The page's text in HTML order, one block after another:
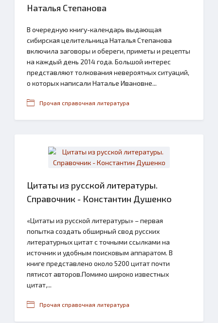
Наталья Степанова
В очередную книгу-календарь выдающая
сибирская целительница Наталья Степанова
включила заговоры и обереги, приметы и рецепты
на каждый день 2014 года. Большой интерес
представляют толкования невероятных ситуаций,
о которых написали Наталье Ивановне...
Прочая справочная литература
Цитаты из русской литературы.
Справочник - Константин Душенко
«Цитаты из русской литературы» – первая
попытка создать обширный свод русских
литературных цитат с точными ссылками на
источник и удобным поисковым аппаратом. В
книге представлено около 5200 цитат почти
пятисот авторов.Помимо широко известных
цитат,...
Прочая справочная литература